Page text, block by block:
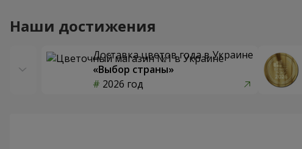
Наши достижения
Доставка цветов года в Украине
«Выбор страны»
2026 год